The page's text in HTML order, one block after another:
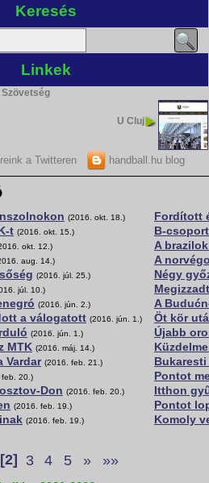
Keresés
Linkek
U Cluj
a Twitteren handball.hu blog
(2016. okt. 18.)
t (2016. okt. 15.)
okt. 12.)
aug. 14.)
(2016. júl. 25.)
júl. 10.)
(2016. jún. 2.)
a válogatott (2016. jún. 1.)
(2016. jún. 1.)
MTK (2016. máj. 14.)
Vardar (2016. feb. 21.)
feb. 20.)
Don (2016. feb. 20.)
(2016. feb. 19.)
(2016. feb. 19.)
Fordított
B-
A
A
Négy
A
Öt kör
Újabb
Pontot
Itthon
Pontot
Komoly
[2] 3 4 5 » »»